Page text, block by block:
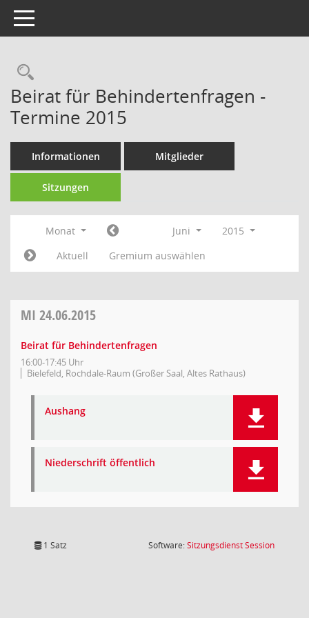
Toggle navigation
Rechercheauswahl
Beirat für Behindertenfragen -
Termine 2015
Informationen Mitglieder
Sitzungen
Monat Juni
2015
Aktuell
Gremium auswählen
MI 24.06.2015
Beirat für Behindertenfragen
16:00-17:45 Uhr
Bielefeld, Rochdale-Raum (Großer Saal, Altes Rathaus)
Aushang
Niederschrift öffentlich
1 Satz Software:SitzungsdienstSession(Wird in